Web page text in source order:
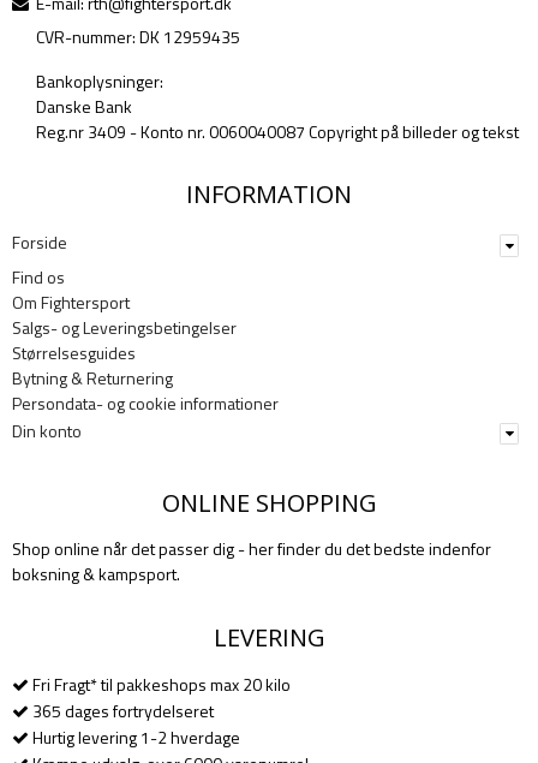
CVR-nummer: DK 12959435
Bankoplysninger:
Danske Bank
Reg.nr 3409 - Konto nr. 0060040087 Copyright på billeder og tekst
INFORMATION
Forside
Find os
Om Fightersport
Salgs- og Leveringsbetingelser
Størrelsesguides
Bytning & Returnering
Persondata- og cookie informationer
Din konto
ONLINE SHOPPING
Shop online når det passer dig - her finder du det bedste indenfor
boksning & kampsport.
LEVERING
Fri Fragt* til pakkeshops max 20 kilo
365 dages fortrydelseret
Hurtig levering 1-2 hverdage